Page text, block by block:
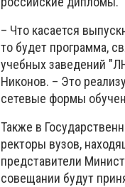
– Что касается
то будет программа,
учебных заведений
Никонов. – Это
сетевые формы
Также в
ректоры вузов,
представители
совещании будут